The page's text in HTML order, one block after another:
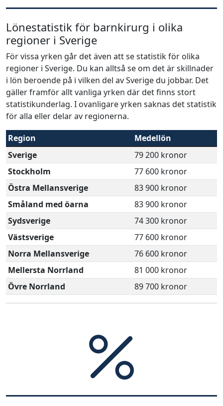
Lönestatistik för barnkirurg i olika
regioner i Sverige
För vissa yrken går det även att se statistik för olika
regioner i Sverige. Du kan alltså se om det är skillnader
i lön beroende på i vilken del av Sverige du jobbar. Det
gäller framför allt vanliga yrken där det finns stort
statistikunderlag. I ovanligare yrken saknas det statistik
för alla eller delar av regionerna.
Region
Medellön
Sverige
79 200 kronor
Stockholm
77 600 kronor
Östra Mellansverige
83 900 kronor
Småland med öarna
83 900 kronor
Sydsverige
74 300 kronor
Västsverige
77 600 kronor
Norra Mellansverige
76 600 kronor
Mellersta Norrland
81 000 kronor
Övre Norrland
89 700 kronor